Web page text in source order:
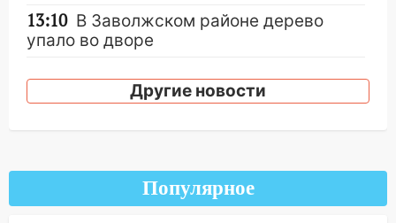
13:10 В Заволжском районе дерево
упало во дворе
13:08
сорванные крыши, поваленные деревья,
после ливня город снова уходит под
воду
Другие новости
Популярное